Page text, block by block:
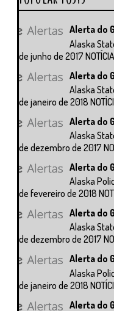
Alerta do
Alaska
de junho de 2017
Alerta do
Alaska
de janeiro de 2018
Alerta do
Alaska
de dezembro de 2017
Alerta do
Alaska
de fevereiro de 2018
Alerta do
Alaska
de dezembro de 2017
Alerta do
Alaska
de janeiro de 2018
Alerta do